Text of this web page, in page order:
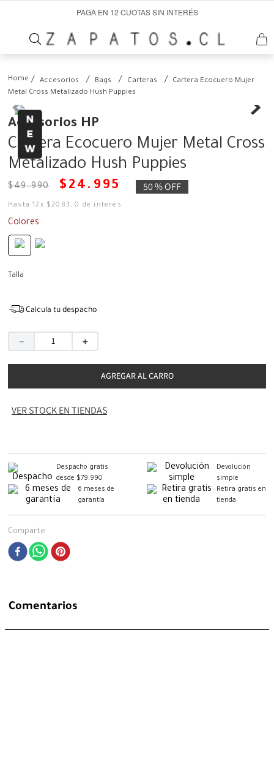
PAGA EN 12 CUOTAS SIN INTERÉS
Accesorios Bags Carteras
Cartera Ecocuero Mujer
Metal Cross Metalizado Hush Puppies
Accesorios HP
Cartera Ecocuero Mujer Metal Cross
Metalizado Hush Puppies
$49.990 $ 24 . 995 50 %OFF
Hasta12 x $2083 ,0 de interés
Colores
Talla
Calcula tu despacho
＋
－
AGREGAR AL CARRO
VER STOCK EN TIENDAS
Despacho gratis
desde $79.990
Devolución
simple
6 meses de
garantía
Retira gratis en
tienda
Comparte
Comentarios